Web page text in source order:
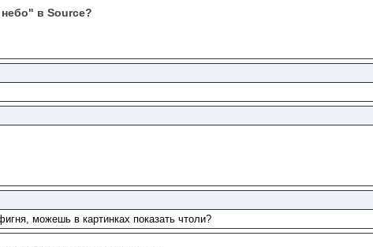
в Source?
можешь в картинках показать чтоли?